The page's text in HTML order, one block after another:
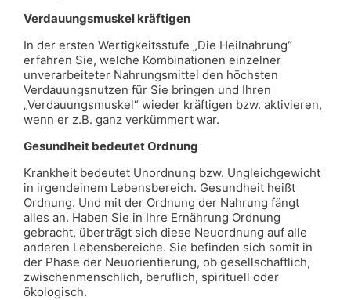
Verdauungsmuskel kräftigen
In der ersten Wertigkeitsstufe „Die Heilnahrung“
erfahren Sie, welche Kombinationen einzelner
unverarbeiteter Nahrungsmittel den höchsten
Verdauungsnutzen für Sie bringen und Ihren
„Verdauungsmuskel“ wieder kräftigen bzw. aktivieren,
wenn er z.B. ganz verkümmert war.
Gesundheit bedeutet Ordnung
Krankheit bedeutet Unordnung bzw. Ungleichgewicht
in irgendeinem Lebensbereich. Gesundheit heißt
Ordnung. Und mit der Ordnung der Nahrung fängt
alles an. Haben Sie in Ihre Ernährung Ordnung
gebracht, überträgt sich diese Neuordnung auf alle
anderen Lebensbereiche. Sie befinden sich somit in
der Phase der Neuorientierung, ob gesellschaftlich,
zwischenmenschlich, beruflich, spirituell oder
ökologisch.